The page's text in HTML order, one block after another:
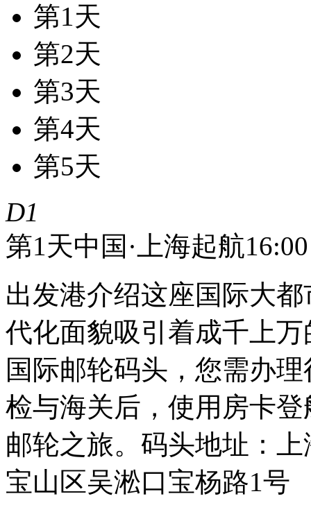
第1天
第2天
第3天
第4天
第5天
D1
第1天中国·上海起航16:00
出发港介绍这座国际大
代化面貌吸引着成千上
国际邮轮码头，您需办
检与海关后，使用房卡
邮轮之旅。码头地址：
宝山区吴淞口宝杨路1号